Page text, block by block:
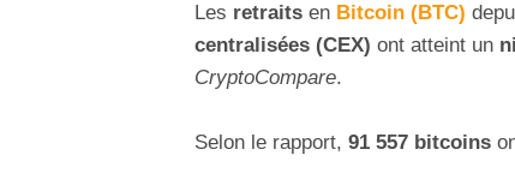
Les retraits en Bitcoin (BTC)
centralisées (CEX) ont atteint un
CryptoCompare.
Selon le rapport, 91 557 bitcoins